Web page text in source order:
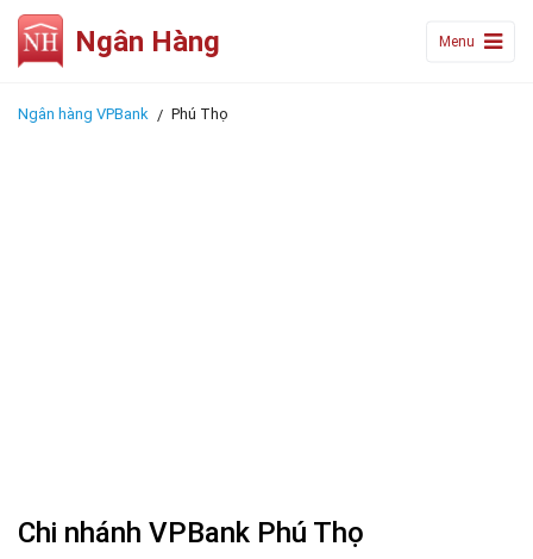
Ngân Hàng Menu
Ngân hàng VPBank Phú Thọ
Chi nhánh VPBank Phú Thọ